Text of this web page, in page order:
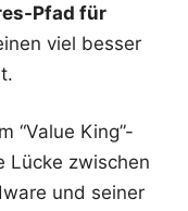
Pfad für
viel besser
“Value King”-
Lücke zwischen
und seiner